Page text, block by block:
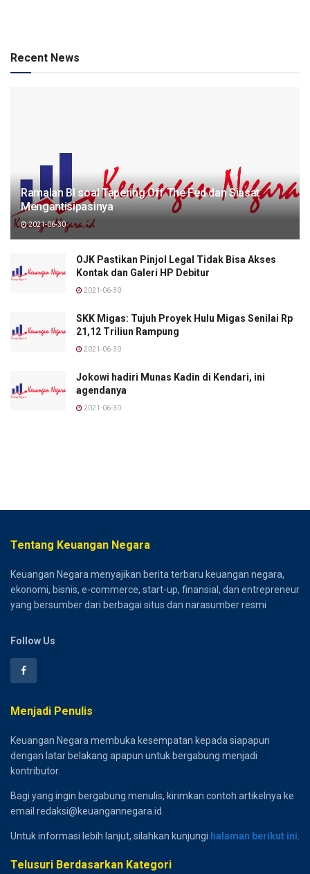
Recent News
Ramalan BI soal Tapering Off The Fed dan Siasat
Mengantisipasinya
2021-06-30
OJK Pastikan Pinjol Legal Tidak Bisa Akses
Kontak dan Galeri HP Debitur
2021-06-30
SKK Migas: Tujuh Proyek Hulu Migas Senilai Rp
21,12 Triliun Rampung
2021-06-30
Jokowi hadiri Munas Kadin di Kendari, ini
agendanya
2021-06-30
Tentang Keuangan Negara
Keuangan Negara menyajikan berita terbaru keuangan negara,
ekonomi, bisnis, e-commerce, start-up, finansial, dan entrepreneur
yang bersumber dari berbagai situs dan narasumber resmi
Follow Us
Menjadi Penulis
Keuangan Negara membuka kesempatan kepada siapapun
dengan latar belakang apapun untuk bergabung menjadi
kontributor.
Bagi yang ingin bergabung menulis, kirimkan contoh artikelnya ke
email redaksi@keuangannegara.id
Untuk informasi lebih lanjut, silahkan kunjungi halaman berikut ini
Telusuri Berdasarkan Kategori